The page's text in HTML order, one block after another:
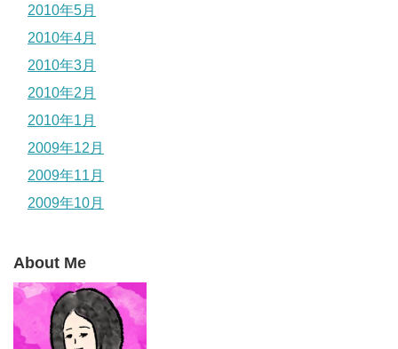
2010年5月
2010年4月
2010年3月
2010年2月
2010年1月
2009年12月
2009年11月
2009年10月
About Me